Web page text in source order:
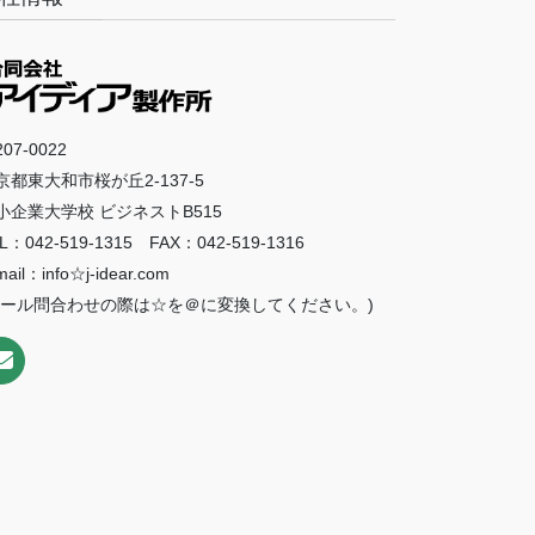
0022
都東大和市桜が丘2-137-5
企業大学校 ビジネストB515
：042-519-1315 FAX：042-519-1316
：info☆j-idear.com
ル問合わせの際は☆を＠に変換してください。)